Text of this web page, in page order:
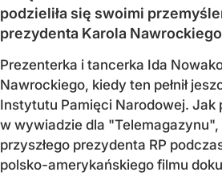
podzieliła się swoimi
prezydenta Karola
Prezenterka i tancerka Ida
Nawrockiego, kiedy ten pełnił
Instytutu Pamięci Narodowej. Jak
w wywiadzie dla "Telemagazynu",
przyszłego prezydenta RP
polsko-amerykańskiego filmu